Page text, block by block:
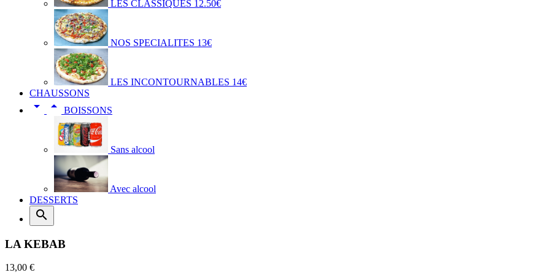
LES CLASSIQUES 12.50€
NOS SPECIALITES 13€
LES INCONTOURNABLES 14€
CHAUSSONS
  BOISSONS
Sans alcool
Avec alcool
DESSERTS

LA KEBAB
13,00 €